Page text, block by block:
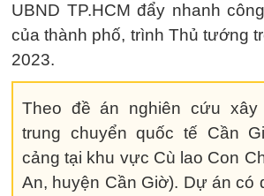
UBND TP.HCM đẩy nhanh
của thành phố, trình Thủ tướng
2023.
Theo đề án nghiên cứu xây
trung chuyển quốc tế Cần
cảng tại khu vực Cù lao Con
An, huyện Cần Giờ). Dự án có